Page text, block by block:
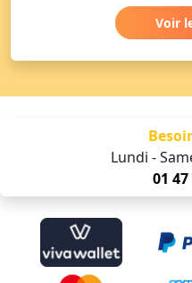
Voir
Lundi -
01